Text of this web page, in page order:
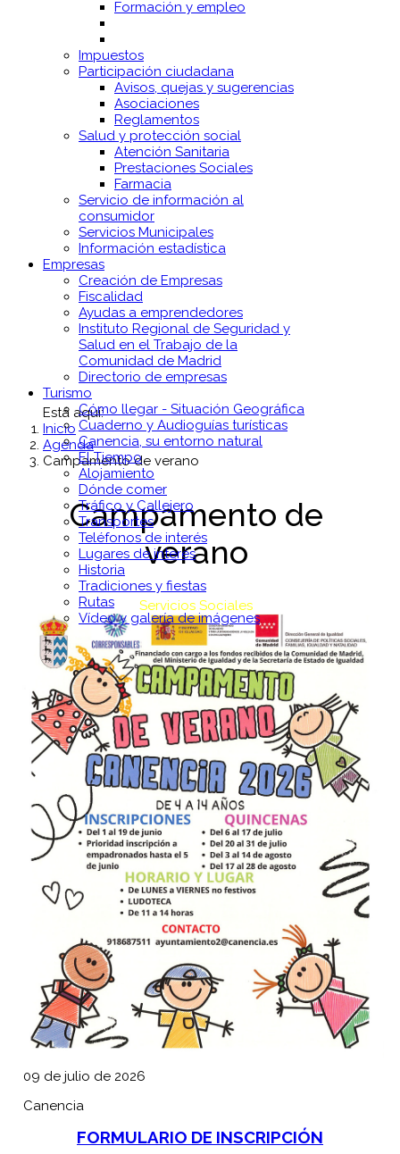
Formación y empleo
Impuestos
Participación ciudadana
Avisos, quejas y sugerencias
Asociaciones
Reglamentos
Salud y protección social
Atención Sanitaria
Prestaciones Sociales
Farmacia
Servicio de información al
consumidor
Servicios Municipales
Información estadística
Empresas
Creación de Empresas
Fiscalidad
Ayudas a emprendedores
Instituto Regional de Seguridad y
Salud en el Trabajo de la
Comunidad de Madrid
Directorio de empresas
Turismo
Cómo llegar - Situación Geográfica
Cuaderno y Audioguías turísticas
Canencia, su entorno natural
El Tiempo
Alojamiento
Dónde comer
Tráfico y Callejero
Transportes
Teléfonos de interés
Lugares de interés
Historia
Tradiciones y fiestas
Rutas
Vídeo y galería de imágenes
Está aquí:
Inicio
Agenda
Campamento de verano
Campamento de
verano
Servicios Sociales
09 de julio de 2026
Canencia
FORMULARIO DE INSCRIPCIÓN